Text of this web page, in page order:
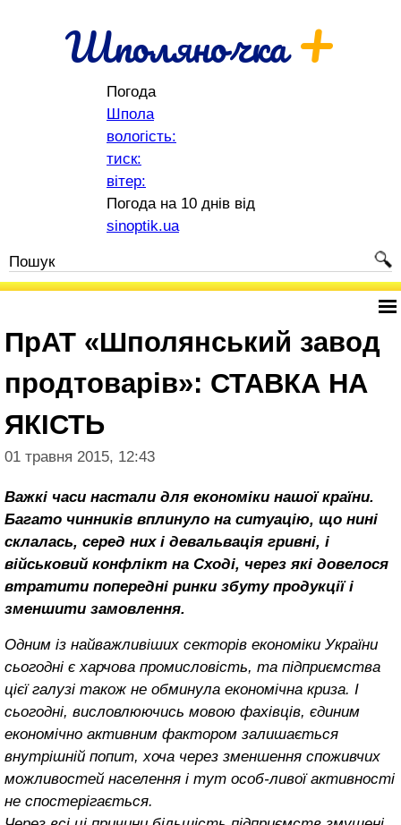
Шполяночка+
Погода
Шпола
вологість:
тиск:
вітер:
Погода на 10 днів від
sinoptik.ua
ПрАТ «Шполянський завод
продтоварів»: СТАВКА НА
ЯКІСТЬ
01 травня 2015, 12:43
Важкі часи настали для економіки нашої країни.
Багато чинників вплинуло на ситуацію, що нині
склалась, серед них і девальвація гривні, і
військовий конфлікт на Сході, через які довелося
втратити попередні ринки збуту продукції і
зменшити замовлення.
Одним із найважливіших секторів економіки України
сьогодні є харчова промисловість, та підприємства
цієї галузі також не обминула економічна криза. І
сьогодні, висловлюючись мовою фахівців, єдиним
економічно активним фактором залишається
внутрішній попит, хоча через зменшення споживчих
можливостей населення і тут особ-ливої активності
не спостерігається.